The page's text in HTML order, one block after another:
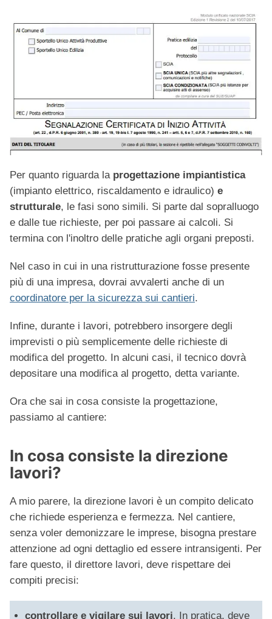
Per quanto riguarda la progettazione impiantistica
(impianto elettrico, riscaldamento e idraulico) e
strutturale, le fasi sono simili. Si parte dal sopralluogo
e dalle tue richieste, per poi passare ai calcoli. Si
termina con l'inoltro delle pratiche agli organi preposti.
Nel caso in cui in una ristrutturazione fosse presente
più di una impresa, dovrai avvalerti anche di un
coordinatore per la sicurezza sui cantieri.
Infine, durante i lavori, potrebbero insorgere degli
imprevisti o più semplicemente delle richieste di
modifica del progetto. In alcuni casi, il tecnico dovrà
depositare una modifica al progetto, detta variante.
Ora che sai in cosa consiste la progettazione,
passiamo al cantiere:
In cosa consiste la direzione
lavori?
A mio parere, la direzione lavori è un compito delicato
che richiede esperienza e fermezza. Nel cantiere,
senza voler demonizzare le imprese, bisogna prestare
attenzione ad ogni dettaglio ed essere intransigenti. Per
fare questo, il direttore lavori, deve rispettare dei
compiti precisi:
controllare e vigilare sui lavori. In pratica, deve